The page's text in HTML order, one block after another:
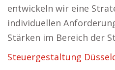
entwickeln wir eine
individuellen
Stärken im Bereich der
Steuergestaltung